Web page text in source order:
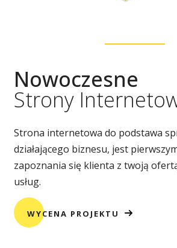
Nowoczesne
Strony
Strona internetowa do podstawa
działającego biznesu, jest
zapoznania się klienta z twoją
usług.
WYCENA PROJEKTU